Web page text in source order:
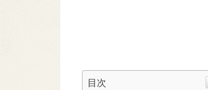
目次